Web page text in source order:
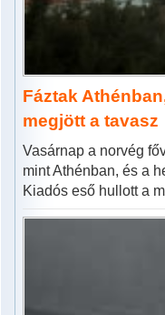
Fáztak
megjött a tavasz
Vasárnap a norvég
mint Athénban, és a
Kiadós eső hullott a